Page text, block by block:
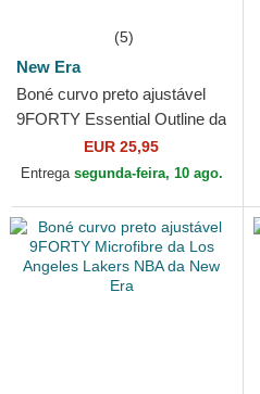
(5)
New Era
Boné curvo preto ajustável
9FORTY Essential Outline da
Los Angeles Lakers NBA da
New Era
EUR 25,95
Entrega segunda-feira, 10 ago.